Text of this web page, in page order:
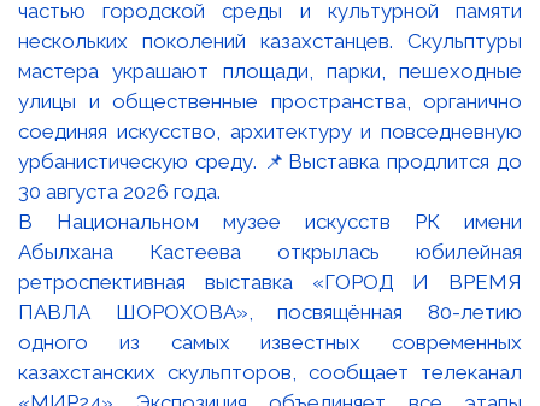
В Национальном музее искусств РК имени
Абылхана Кастеева открылась юбилейная
ретроспективная выставка «ГОРОД И ВРЕМЯ
ПАВЛА ШОРОХОВА», посвящённая 80-летию
одного из самых известных современных
казахстанских скульпторов, сообщает телеканал